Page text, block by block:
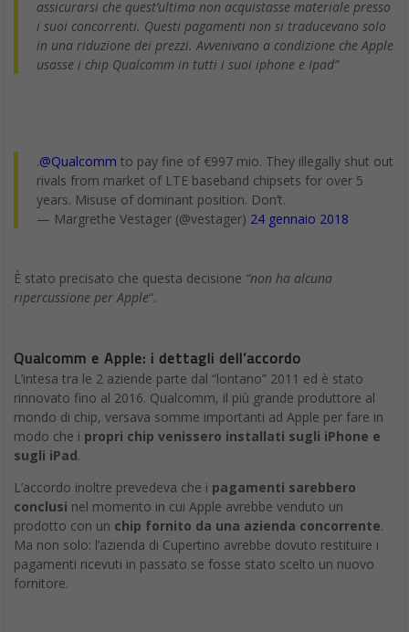
assicurarsi che quest’ultima non acquistasse materiale presso
i suoi concorrenti. Questi pagamenti non si traducevano solo
in una riduzione dei prezzi. Avvenivano a condizione che Apple
usasse i chip Qualcomm in tutti i suoi iphone e Ipad”
.@Qualcomm to pay fine of €997 mio. They illegally shut out
rivals from market of LTE baseband chipsets for over 5
years. Misuse of dominant position. Don’t.
— Margrethe Vestager (@vestager) 24 gennaio 2018
È stato precisato che questa decisione “non ha alcuna
ripercussione per Apple“.
Qualcomm e Apple: i dettagli dell’accordo
L’intesa tra le 2 aziende parte dal “lontano” 2011 ed è stato
rinnovato fino al 2016. Qualcomm, il più grande produttore al
mondo di chip, versava somme importanti ad Apple per fare in
modo che i propri chip venissero installati sugli iPhone e
sugli iPad.
L’accordo inoltre prevedeva che i pagamenti sarebbero
conclusi nel momento in cui Apple avrebbe venduto un
prodotto con un chip fornito da una azienda concorrente.
Ma non solo: l’azienda di Cupertino avrebbe dovuto restituire i
pagamenti ricevuti in passato se fosse stato scelto un nuovo
fornitore.